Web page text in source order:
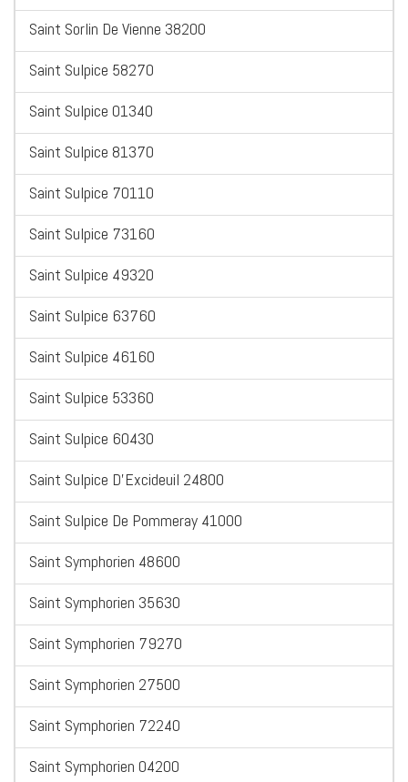
Saint Sorlin De Vienne 38200
Saint Sulpice 58270
Saint Sulpice 01340
Saint Sulpice 81370
Saint Sulpice 70110
Saint Sulpice 73160
Saint Sulpice 49320
Saint Sulpice 63760
Saint Sulpice 46160
Saint Sulpice 53360
Saint Sulpice 60430
Saint Sulpice D'Excideuil 24800
Saint Sulpice De Pommeray 41000
Saint Symphorien 48600
Saint Symphorien 35630
Saint Symphorien 79270
Saint Symphorien 27500
Saint Symphorien 72240
Saint Symphorien 04200